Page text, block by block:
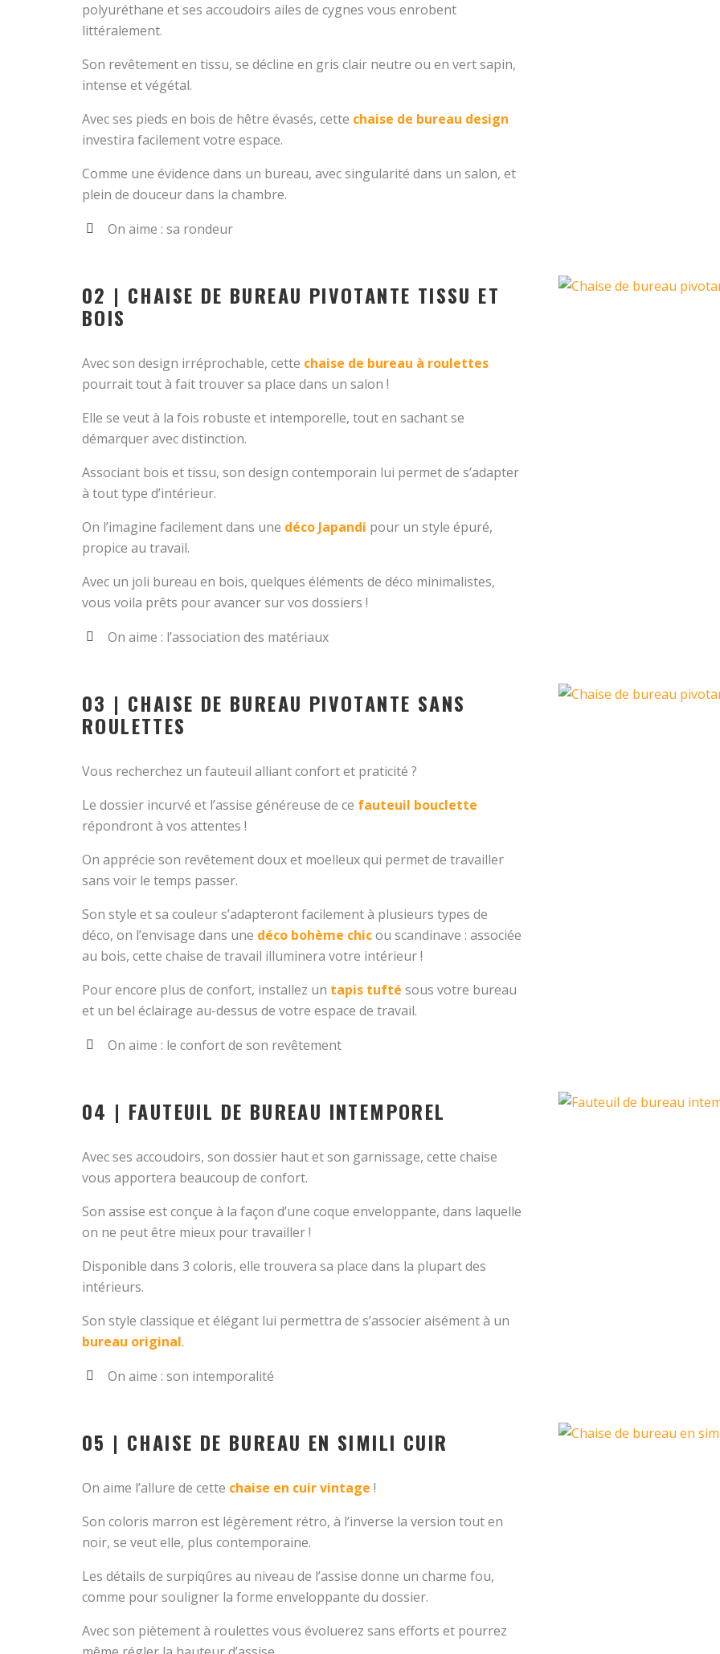
polyuréthane et ses accoudoirs ailes de cygnes vous enrobent
littéralement.
Son revêtement en tissu, se décline en gris clair neutre ou en vert sapin,
intense et végétal.
Avec ses pieds en bois de hêtre évasés, cette chaise de bureau design
investira facilement votre espace.
Comme une évidence dans un bureau, avec singularité dans un salon, et
plein de douceur dans la chambre.
On aime : sa rondeur
02 | CHAISE DE BUREAU PIVOTANTE TISSU ET
BOIS
Avec son design irréprochable, cette chaise de bureau à roulettes
pourrait tout à fait trouver sa place dans un salon !
Elle se veut à la fois robuste et intemporelle, tout en sachant se
démarquer avec distinction.
Associant bois et tissu, son design contemporain lui permet de s’adapter
à tout type d’intérieur.
On l’imagine facilement dans une déco Japandi pour un style épuré,
propice au travail.
Avec un joli bureau en bois, quelques éléments de déco minimalistes,
vous voila prêts pour avancer sur vos dossiers !
On aime : l’association des matériaux
03 | CHAISE DE BUREAU PIVOTANTE SANS
ROULETTES
Vous recherchez un fauteuil alliant confort et praticité ?
Le dossier incurvé et l’assise généreuse de ce fauteuil bouclette
répondront à vos attentes !
On apprécie son revêtement doux et moelleux qui permet de travailler
sans voir le temps passer.
Son style et sa couleur s’adapteront facilement à plusieurs types de
déco, on l’envisage dans une déco bohème chicou scandinave : associée
au bois, cette chaise de travail illuminera votre intérieur !
Pour encore plus de confort, installez un tapis tufté sous votre bureau
et un bel éclairage au-dessus de votre espace de travail.
On aime : le confort de son revêtement
04 | FAUTEUIL DE BUREAU INTEMPOREL
Avec ses accoudoirs, son dossier haut et son garnissage, cette chaise
vous apportera beaucoup de confort.
Son assise est conçue à la façon d’une coque enveloppante, dans laquelle
on ne peut être mieux pour travailler !
Disponible dans 3 coloris, elle trouvera sa place dans la plupart des
intérieurs.
Son style classique et élégant lui permettra de s’associer aisément à un
bureau original.
On aime : son intemporalité
05 | CHAISE DE BUREAU EN SIMILI CUIR
On aime l’allure de cette chaise en cuir vintage !
Son coloris marron est légèrement rétro, à l’inverse la version tout en
noir, se veut elle, plus contemporaine.
Les détails de surpiqûres au niveau de l’assise donne un charme fou,
comme pour souligner la forme enveloppante du dossier.
Avec son piètement à roulettes vous évoluerez sans efforts et pourrez